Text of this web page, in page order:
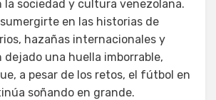
la sociedad y cultura venezolana.
en las historias de
hazañas internacionales y
dejado una huella imborrable,
a pesar de los retos, el fútbol en
soñando en grande.